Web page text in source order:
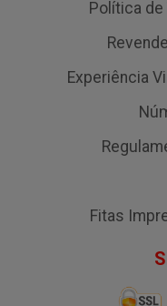
Política
Experiência
Fitas